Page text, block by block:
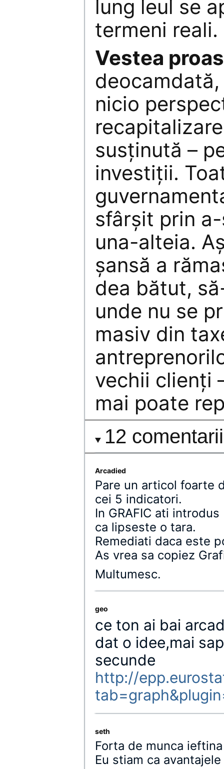
lung leul se
termeni reali.
Vestea
nicio
susţinută –
investiţii.
sfârşit prin
una-alteia.
şansă a
dea bătut,
unde nu se
masiv din
vechii clienţi
mai poate
12 comentarii
Arcadied
Pare un articol foarte
cei 5 indicatori.
In GRAFIC ati
ca lipseste o tara.
Remediati daca este
As vrea sa copiez
Multumesc.
geo
ce ton ai bai
dat o idee,mai
secunde
http://
seth
Forta de munca
Eu stiam ca